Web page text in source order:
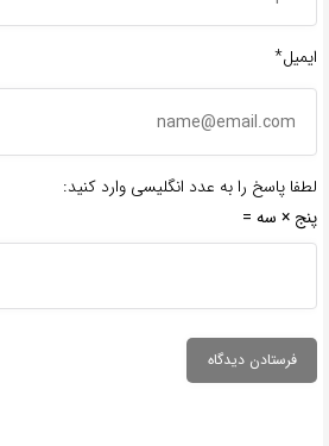
ایمیل*
لطفا پاسخ را به عدد انگلیسی وارد کنید:
پنج × سه =